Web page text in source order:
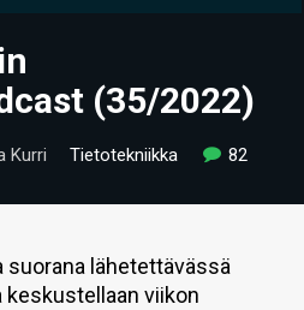
(35/2022)
Kurri Tietotekniikka 82
lähetettävässä
viikon